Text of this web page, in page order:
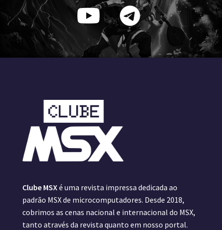
Clube MSX é uma revista impressa dedicada ao
padrão MSX de microcomputadores. Desde 2018,
cobrimos as cenas nacional e internacional do MSX,
tanto através da revista quanto em nosso portal.